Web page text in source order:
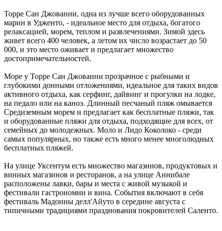
Торре Сан Джованни, одна из лучше всего оборудованных
марин в Удженто, - идеальное место для отдыха, богатого
релаксацией, морем, теплом и развлечениями. Зимой здесь
живет всего 400 человек, а летом их число возрастает до 50
000, и это место оживает и предлагает множество
достопримечательностей.
Море у Торре Сан Джованни прозрачное с рыбными и
глубокими донными отложениями, идеальное для таких видов
активного отдыха, как серфинг, дайвинг и прогулки на лодке,
на педало или на каноэ. Длинный песчаный пляж омывается
Средиземным морем и предлагает как бесплатные пляжи, так
и оборудованные пляжи для отдыха, подходящие для всех, от
семейных до молодежных. Моло и Лидо Коколоко - среди
самых популярных, но также есть много менее многолюдных
бесплатных пляжей.
На улице Уксентум есть множество магазинов, продуктовых и
винных магазинов и ресторанов, а на улице Аннибале
расположены лавки, бары и места с живой музыкой и
фестивали гастрономии и вина. События включают в себя
фестиваль Мадонны делл'Айуто в середине августа с
типичными традициями празднования покровителей Саленто.